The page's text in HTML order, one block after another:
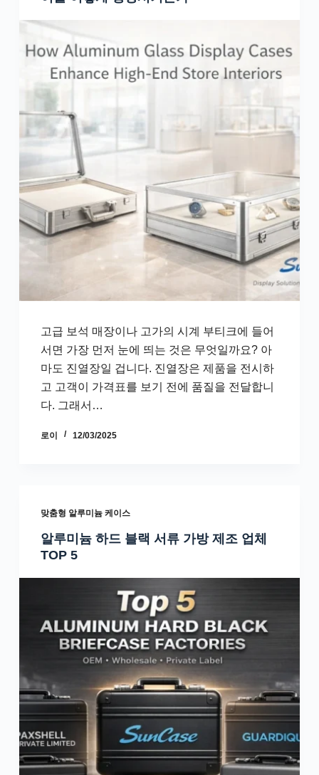
고급 보석 매장이나 고가의 시계 부티크에 들어
서면 가장 먼저 눈에 띄는 것은 무엇일까요? 아
마도 진열장일 겁니다. 진열장은 제품을 전시하
고 고객이 가격표를 보기 전에 품질을 전달합니
다. 그래서…
로이 12/03/2025
맞춤형 알루미늄 케이스
알루미늄 하드 블랙 서류 가방 제조 업체
TOP 5